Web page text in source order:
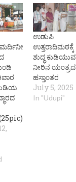
ಉಡುಪಿ
ಉತ್ತರಾದಿಮಠಕ್ಕೆ
ಶುದ್ಧ ಕುಡಿಯುವ
ನೀರಿನ ಯ೦ತ್ರದ
ಹಸ್ತಾ೦ತರ
July 5, 2025
In "Udupi"